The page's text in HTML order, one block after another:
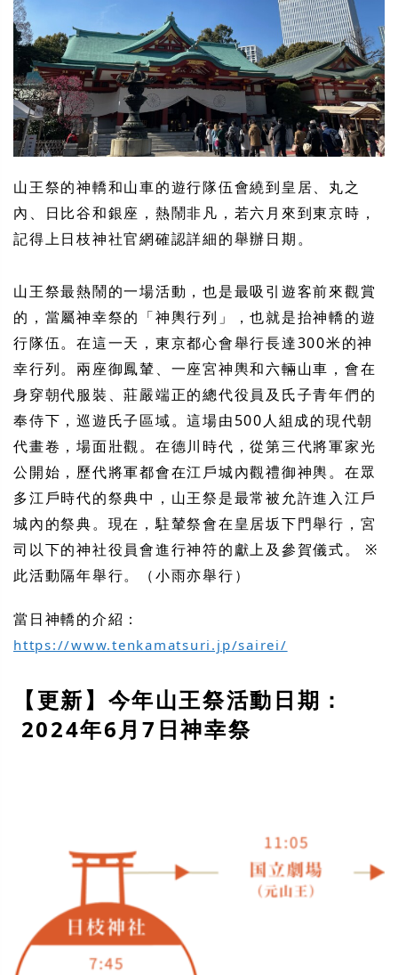
山王祭的神轎和山車的遊行隊伍會繞到皇居、丸之
內、日比谷和銀座，熱鬧非凡，若六月來到東京時，
記得上日枝神社官網確認詳細的舉辦日期。
山王祭最熱鬧的一場活動，也是最吸引遊客前來觀賞
的，當屬神幸祭的「神輿行列」，也就是抬神轎的遊
行隊伍。在這一天，東京都心會舉行長達300米的神
幸行列。兩座御鳳輦、一座宮神輿和六輛山車，會在
身穿朝代服裝、莊嚴端正的總代役員及氏子青年們的
奉侍下，巡遊氏子區域。這場由500人組成的現代朝
代畫卷，場面壯觀。在德川時代，從第三代將軍家光
公開始，歷代將軍都會在江戶城內觀禮御神輿。在眾
多江戶時代的祭典中，山王祭是最常被允許進入江戶
城內的祭典。現在，駐輦祭會在皇居坂下門舉行，宮
司以下的神社役員會進行神符的獻上及參賀儀式。 ※
此活動隔年舉行。（小雨亦舉行）
當日神轎的介紹：
https://www.tenkamatsuri.jp/sairei/
【更新】今年山王祭活動日期：
2024年6月7日神幸祭